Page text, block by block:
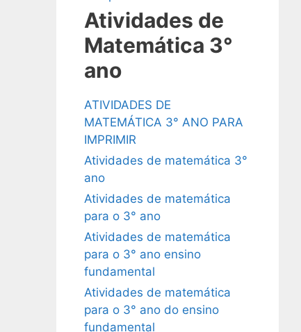
Atividades de
Matemática 3°
ano
ATIVIDADES DE
MATEMÁTICA 3° ANO PARA
IMPRIMIR
Atividades de matemática 3°
ano
Atividades de matemática
para o 3° ano
Atividades de matemática
para o 3° ano ensino
fundamental
Atividades de matemática
para o 3° ano do ensino
fundamental